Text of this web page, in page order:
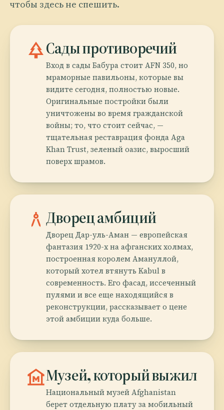
чтобы здесь не спешить.
parkСады противоречий
Вход в сады Бабура стоит AFN 350, но
мраморные павильоны, которые вы
видите сегодня, полностью новые.
Оригинальные постройки были
уничтожены во время гражданской
войны; то, что стоит сейчас, —
тщательная реставрация фонда Aga
Khan Trust, зеленый оазис, выросший
поверх шрамов.
architecture Дворец амбиций
Дворец Дар-уль-Аман — европейская
фантазия 1920-х на афганских холмах,
построенная королем Амануллой,
который хотел втянуть Kabul в
современность. Его фасад, иссеченный
пулями и все еще находящийся в
реконструкции, рассказывает о цене
этой амбиции куда больше.
museumМузей, который выжил
Национальный музей Afghanistan
берет отдельную плату за мобильный